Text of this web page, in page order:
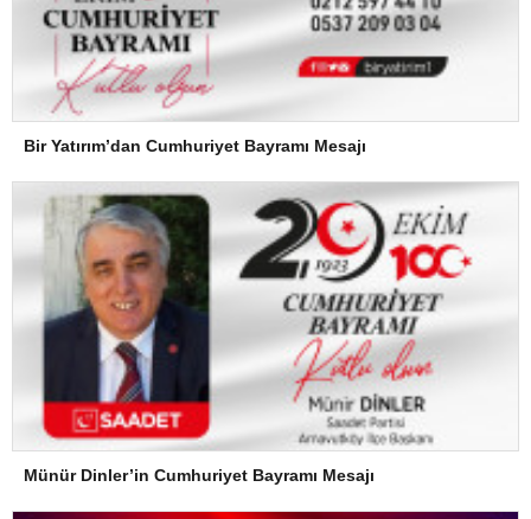
Bir Yatırım’dan Cumhuriyet Bayramı Mesajı
Münür Dinler’in Cumhuriyet Bayramı Mesajı